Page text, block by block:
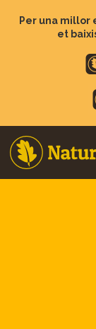
Per una millor
et